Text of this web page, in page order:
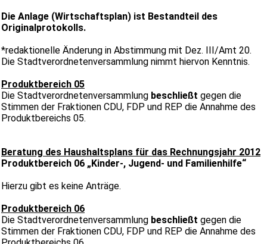
Die Anlage (Wirtschaftsplan) ist Bestandteil des
Originalprotokolls.
*redaktionelle Änderung in Abstimmung mit Dez. III/Amt 20.
Die Stadtverordnetenversammlung nimmt hiervon Kenntnis.
Produktbereich 05
Die Stadtverordnetenversammlung beschließt gegen die
Stimmen der Fraktionen CDU, FDP und REP die Annahme des
Produktbereichs 05.
Beratung des Haushaltsplans für das Rechnungsjahr 2012
Produktbereich 06 „Kinder-, Jugend- und Familienhilfe“
Hierzu gibt es keine Anträge.
Produktbereich 06
Die Stadtverordnetenversammlung beschließt gegen die
Stimmen der Fraktionen CDU, FDP und REP die Annahme des